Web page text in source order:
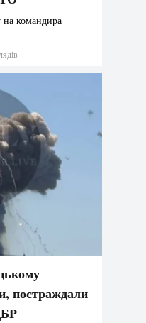
на командира
постраждали